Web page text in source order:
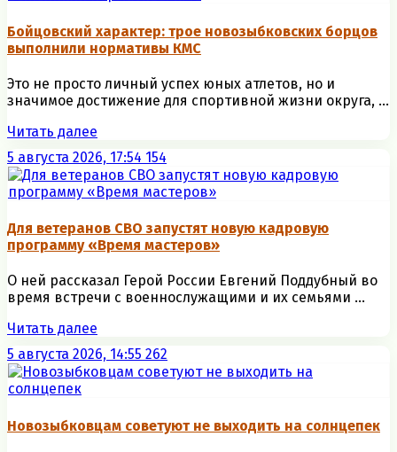
Бойцовский характер: трое новозыбковских борцов
выполнили нормативы КМС
Это не просто личный успех юных атлетов, но и
значимое достижение для спортивной жизни округа, ...
Читать далее
5 августа 2026, 17:54 154
Для ветеранов СВО запустят новую кадровую
программу «Время мастеров»
О ней рассказал Герой России Евгений Поддубный во
время встречи с военнослужащими и их семьями ...
Читать далее
5 августа 2026, 14:55 262
Новозыбковцам советуют не выходить на солнцепек